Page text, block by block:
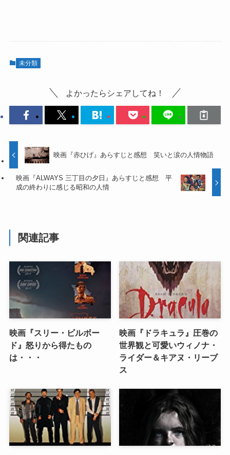
未分類
よかったらシェアしてね！
映画『赤ひげ』あらすじと感想 笑いと涙の人情物語
映画『ALWAYS 三丁目の夕日』あらすじと感想 平
成の終わりに感じる昭和の人情
関連記事
映画『スリー・ビルボー
ド』怒りから得たもの
は・・・
映画『ドラキュラ』圧巻の
世界観と可愛いウィノナ・
ライダー＆キアヌ・リーブ
ス